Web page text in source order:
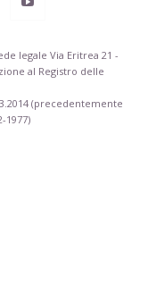
legale Via Eritrea 21 -
al Registro delle
(precedentemente
1977)